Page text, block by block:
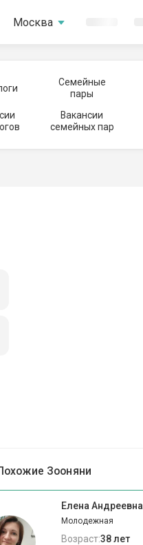
Москва
Семейные
пары
Вакансии
семейных пар
Зооняни
Елена Андреевна
Молодежная
Возраст:38 лет